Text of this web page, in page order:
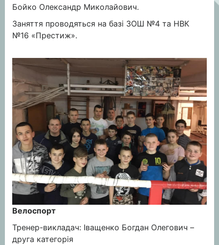
Бойко Олександр Миколайович.
Заняття проводяться на базі ЗОШ №4 та НВК
№16 «Престиж».
Велоспорт
Тренер-викладач: Іващенко Богдан Олегович –
друга категорія